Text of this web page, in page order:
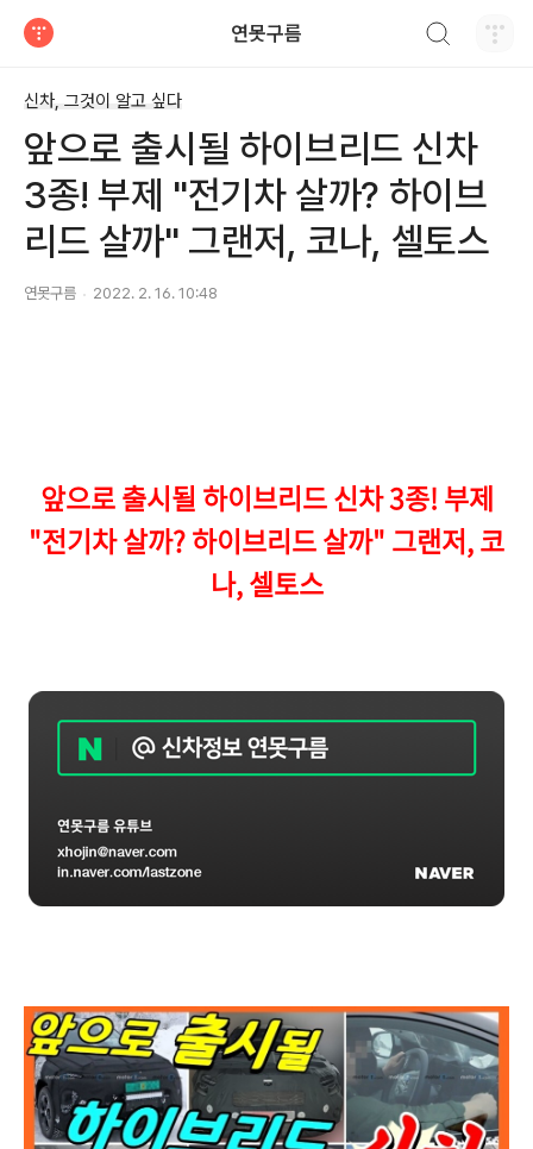
연못구름
신차, 그것이 알고 싶다
앞으로 출시될 하이브리드 신차
3종! 부제 "전기차 살까? 하이브
리드 살까" 그랜저, 코나, 셀토스
연못구름 2022. 2. 16. 10:48
앞으로 출시될 하이브리드 신차 3종! 부제
"전기차 살까? 하이브리드 살까" 그랜저, 코
나, 셀토스